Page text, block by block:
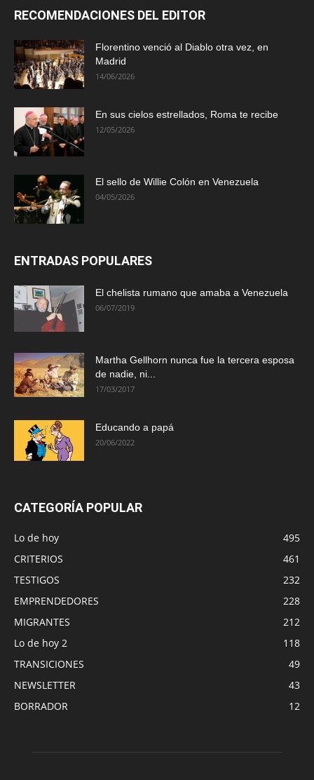
RECOMENDACIONES DEL EDITOR
Florentino venció al Diablo otra vez, en
Madrid
14/06/2026
En sus cielos estrellados, Roma te recibe
12/05/2026
El sello de Willie Colón en Venezuela
04/05/2026
ENTRADAS POPULARES
El chelista rumano que amaba a Venezuela
06/07/2019
Martha Gellhorn nunca fue la tercera esposa
de nadie, ni...
17/03/2017
Educando a papá
20/06/2022
CATEGORÍA POPULAR
Lo de hoy
495
CRITERIOS
461
TESTIGOS
232
EMPRENDEDORES
228
MIGRANTES
212
Lo de hoy 2
118
TRANSICIONES
49
NEWSLETTER
43
BORRADOR
12